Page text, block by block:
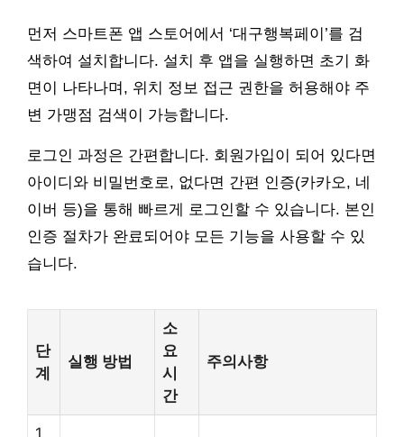
먼저 스마트폰 앱 스토어에서 ‘대구행복페이’를 검
색하여 설치합니다. 설치 후 앱을 실행하면 초기 화
면이 나타나며, 위치 정보 접근 권한을 허용해야 주
변 가맹점 검색이 가능합니다.
로그인 과정은 간편합니다. 회원가입이 되어 있다면
아이디와 비밀번호로, 없다면 간편 인증(카카오, 네
이버 등)을 통해 빠르게 로그인할 수 있습니다. 본인
인증 절차가 완료되어야 모든 기능을 사용할 수 있
습니다.
단
계
실행 방법
소
요
시
간
주의사항